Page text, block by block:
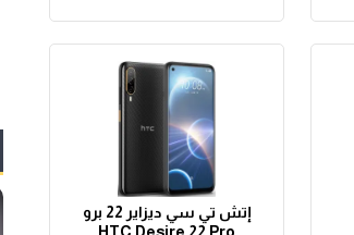
إتش تي سي ديزاير 22 برو